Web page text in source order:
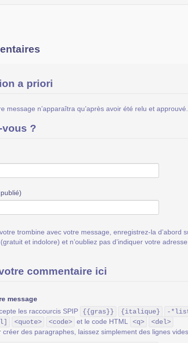
a priori
message n’apparaîtra qu’après avoir été relu et approuvé.
vous ?
trombine avec votre message, enregistrez-la d’abord
(gratuit et indolore) et n’oubliez pas d’indiquer votre
commentaire ici
message
les raccourcis SPIP
{{gras}} {italique}
-
<quote> <code> et le code HTML <q>
<del>
créer des paragraphes, laissez simplement des lignes vides.